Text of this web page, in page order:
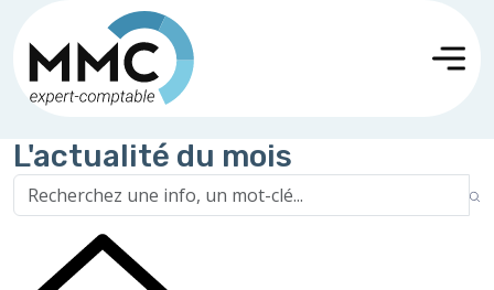
L'actualité du mois